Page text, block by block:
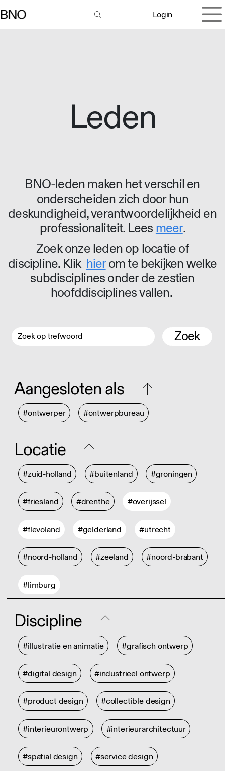
Login
Leden
BNO-leden maken het verschil en
onderscheiden zich door hun
deskundigheid, verantwoordelijkheid en
professionaliteit. Lees meer.
Zoek onze leden op locatie of
discipline. Klik hierom te bekijken welke
subdisciplines onder de zestien
hoofddisciplines vallen.
Zoek
Aangesloten als
#ontwerper #ontwerpbureau
Locatie
#zuid-holland #buitenland #groningen
#friesland #drenthe #overijssel
#flevoland #gelderland #utrecht
#noord-holland #zeeland #noord-brabant
#limburg
Discipline
#illustratie en animatie #grafisch ontwerp
#digital design #industrieel ontwerp
#product design #collectible design
#interieurontwerp #interieurarchitectuur
#spatial design #service design